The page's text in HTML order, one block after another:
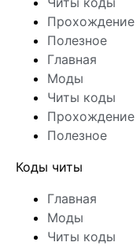
Прохождение
Полезное
Главная
Моды
Читы коды
Прохождение
Полезное
Коды читы
Главная
Моды
Читы коды